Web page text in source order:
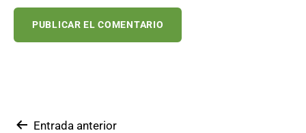
Navegación
Entrada anterior